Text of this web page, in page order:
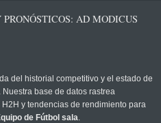
AD MODICUS
del historial competitivo y el estado de
. Nuestra base de datos rastrea
y tendencias de rendimiento para
de Fútbol sala.